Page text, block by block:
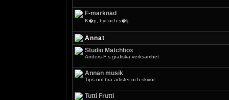
F-marknad
K�p, byt och s�lj
Annat
Studio Matchbox
Anders F:s grafiska verksamhet
Annan musik
Tips om bra artister och skivor
Tutti Frutti